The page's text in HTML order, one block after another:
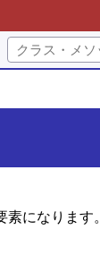
になります。